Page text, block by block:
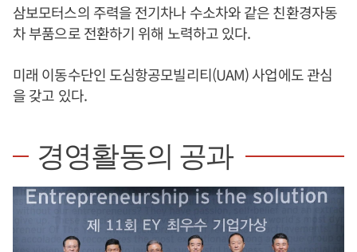
삼보모터스의 주력을 전기차나 수소차와 같은 친환경자동
차 부품으로 전환하기 위해 노력하고 있다.
미래 이동수단인 도심항공모빌리티(UAM) 사업에도 관심
을 갖고 있다.
경영활동의 공과